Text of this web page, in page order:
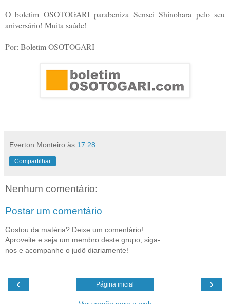
O boletim OSOTOGARI parabeniza Sensei Shinohara pelo seu
aniversário! Muita saúde!
Por: Boletim OSOTOGARI
Everton Monteiro às 17:28
Compartilhar
Nenhum comentário:
Postar um comentário
Gostou da matéria? Deixe um comentário!
Aproveite e seja um membro deste grupo, siga-
nos e acompanhe o judô diariamente!
‹ ›
Página inicial